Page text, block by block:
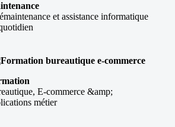
et assistance informatique
E-commerce &amp;
métier